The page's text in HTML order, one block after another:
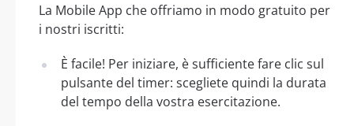
La Mobile App che offriamo in modo gratuito per
i nostri iscritti:
È facile! Per iniziare, è sufficiente fare clic sul
pulsante del timer: scegliete quindi la durata
del tempo della vostra esercitazione.